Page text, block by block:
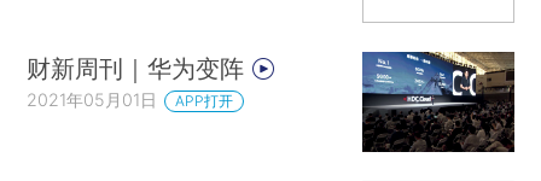
财新周刊｜华为变阵
2021年05月01日 APP打开